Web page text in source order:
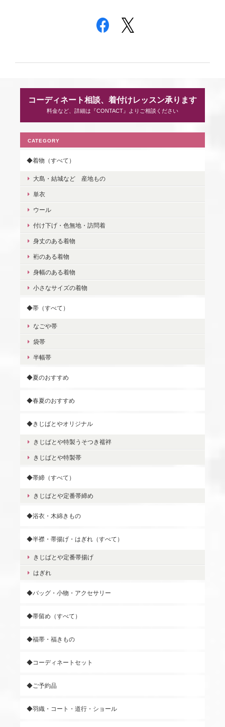
コーディネート相談、着付けレッスン承ります
料金など、詳細は『CONTACT』よりご相談ください
CATEGORY
◆着物（すべて）
大島・結城など 産地もの
単衣
ウール
付け下げ・色無地・訪問着
身丈のある着物
裄のある着物
身幅のある着物
小さなサイズの着物
◆帯（すべて）
なごや帯
袋帯
半幅帯
◆夏のおすすめ
◆春夏のおすすめ
◆きじばとやオリジナル
きじばとや特製うそつき襦袢
きじばとや特製帯
◆帯締（すべて）
きじばとや定番帯締め
◆浴衣・木綿きもの
◆半襟・帯揚げ・はぎれ（すべて）
きじばとや定番帯揚げ
はぎれ
◆バッグ・小物・アクセサリー
◆帯留め（すべて）
◆福帯・福きもの
◆コーディネートセット
◆ご予約品
◆羽織・コート・道行・ショール